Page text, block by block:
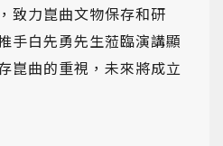
致力崑曲文物保存和研
手白先勇先生蒞臨演講顯
崑曲的重視，未來將成立